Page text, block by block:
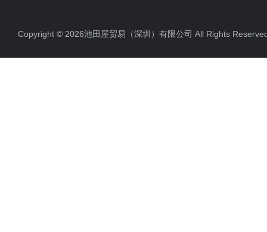
Copyright © 2026池田屋贸易（深圳）有限公司 All Rights